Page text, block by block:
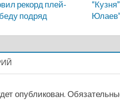
рекорд плей-
подряд
опубликован.